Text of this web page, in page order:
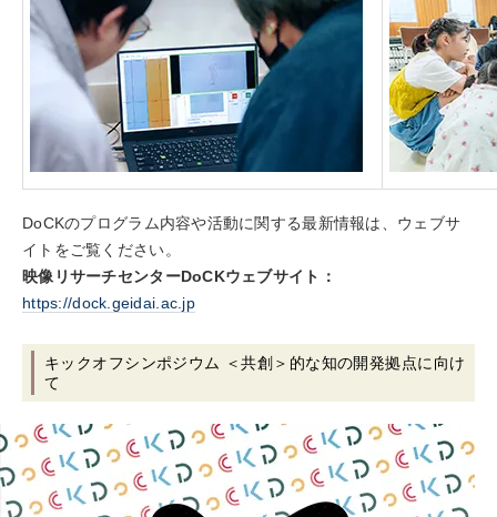
DoCKのプログラム内容や活動に関する最新情報は、ウェブサ
イトをご覧ください。
映像リサーチセンターDoCKウェブサイト：
https://dock.geidai.ac.jp
キックオフシンポジウム ＜共創＞的な知の開発拠点に向け
て